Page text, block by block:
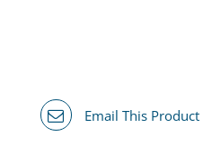
Email This Product